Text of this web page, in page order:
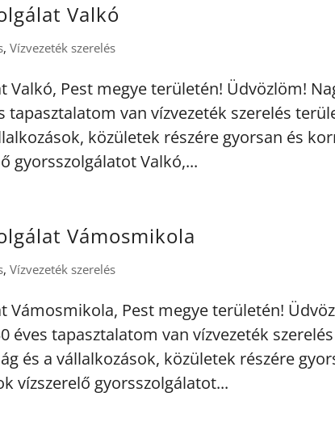
Valkó
,Vízvezeték szerelés
Valkó, Pest megye területén! Üdvözlöm!
tapasztalatom van vízvezeték szerelés
közületek részére gyorsan és
gyorsszolgálatot Valkó,...
Vámosmikola
,Vízvezeték szerelés
Vámosmikola, Pest megye területén!
éves tapasztalatom van vízvezeték szerelés
és a vállalkozások, közületek részére
vízszerelő gyorsszolgálatot...